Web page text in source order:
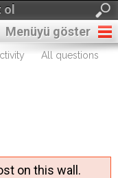
Menüyü göster
All questions
on this wall.